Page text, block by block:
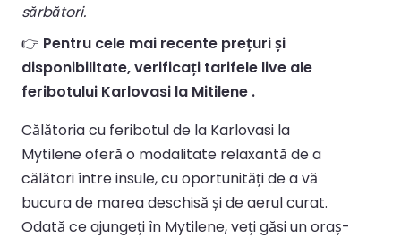
sărbători.
👉 Pentru cele mai recente prețuri și
disponibilitate, verificați tarifele live ale
feribotului Karlovasi la Mitilene .
Călătoria cu feribotul de la Karlovasi la
Mytilene oferă o modalitate relaxantă de a
călători între insule, cu oportunități de a vă
bucura de marea deschisă și de aerul curat.
Odată ce ajungeți în Mytilene, veți găsi un oraș-